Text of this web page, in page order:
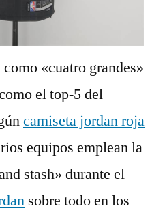
«cuatro grandes»
el top-5 del
camiseta jordan roja
equipos emplean la
stash» durante el
sobre todo en los